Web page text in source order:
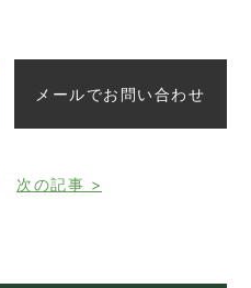
メールでお問い合わせ
次の記事 >